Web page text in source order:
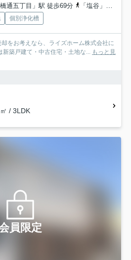
通五丁目」駅 徒歩69分
「塩谷」バス停下車 徒歩5分
個別浄化槽
をお考えなら、ライズホーム株式会社に
新築戸建て・中古住宅・土地な... もっと見
/ 3LDK
員限定